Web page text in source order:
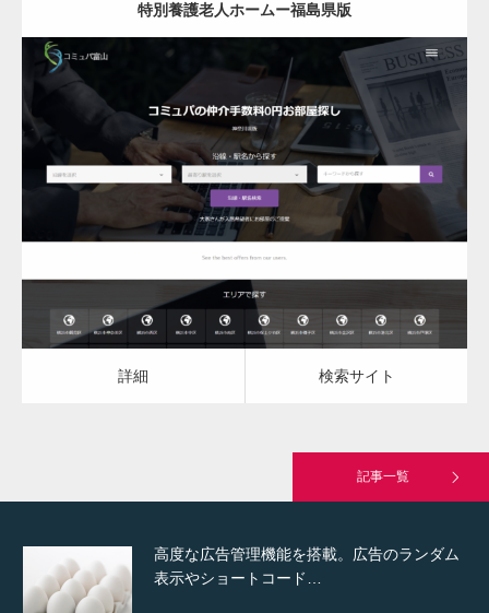
特別養護老人ホームー福島県版
更新日： 2023.03.09
特別養護老人ホーム
詳細 検索サイト
詳細 検索サイト
記事一覧
一般社団法人高齢者支援協会がコミュパ.com
通常投稿
Hello world!
高度な広告管理機能を搭載。広告のランダム
表示やショートコード…